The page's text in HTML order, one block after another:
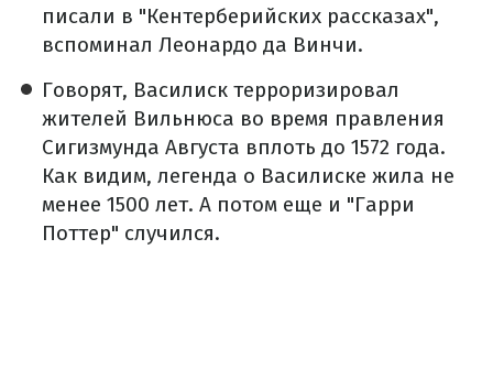
писали в "Кентерберийских рассказах",
вспоминал Леонардо да Винчи.
Говорят, Василиск терроризировал
жителей Вильнюса во время правления
Сигизмунда Августа вплоть до 1572 года.
Как видим, легенда о Василиске жила не
менее 1500 лет. А потом еще и "Гарри
Поттер" случился.